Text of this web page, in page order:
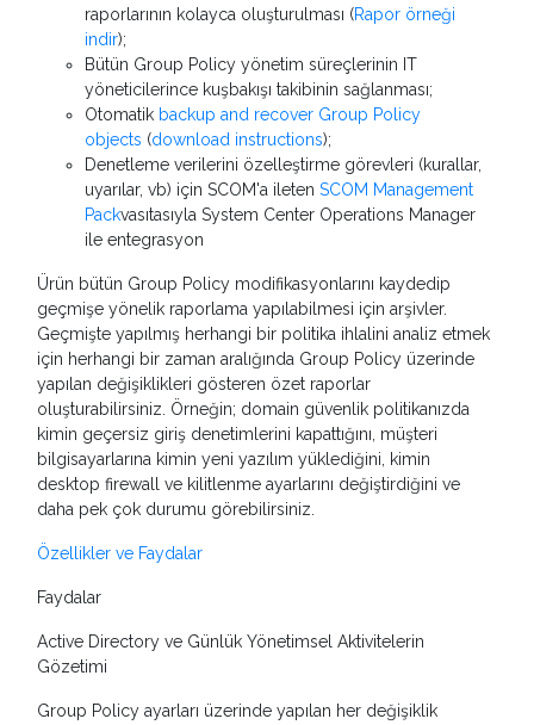
raporlarının kolayca oluşturulması (Rapor örneği
indir);
Bütün Group Policy yönetim süreçlerinin IT
yöneticilerince kuşbakışı takibinin sağlanması;
Otomatik backup and recover Group Policy
objects (download instructions);
Denetleme verilerini özelleştirme görevleri (kurallar,
uyarılar, vb) için SCOM'a ileten SCOM Management
Packvasıtasıyla System Center Operations Manager
ile entegrasyon
Ürün bütün Group Policy modifikasyonlarını kaydedip
geçmişe yönelik raporlama yapılabilmesi için arşivler.
Geçmişte yapılmış herhangi bir politika ihlalini analiz etmek
için herhangi bir zaman aralığında Group Policy üzerinde
yapılan değişiklikleri gösteren özet raporlar
oluşturabilirsiniz. Örneğin; domain güvenlik politikanızda
kimin geçersiz giriş denetimlerini kapattığını, müşteri
bilgisayarlarına kimin yeni yazılım yüklediğini, kimin
desktop firewall ve kilitlenme ayarlarını değiştirdiğini ve
daha pek çok durumu görebilirsiniz.
Özellikler ve Faydalar
Faydalar
Active Directory ve Günlük Yönetimsel Aktivitelerin
Gözetimi
Group Policy ayarları üzerinde yapılan her değişiklik